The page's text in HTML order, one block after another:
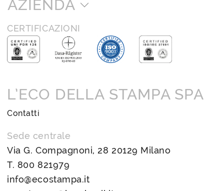
AZIENDA
CERTIFICAZIONI
L’ECO DELLA STAMPA SPA
Contatti
Sede centrale
Via G. Compagnoni, 28 20129 Milano
T. 800 821979
info@ecostampa.it